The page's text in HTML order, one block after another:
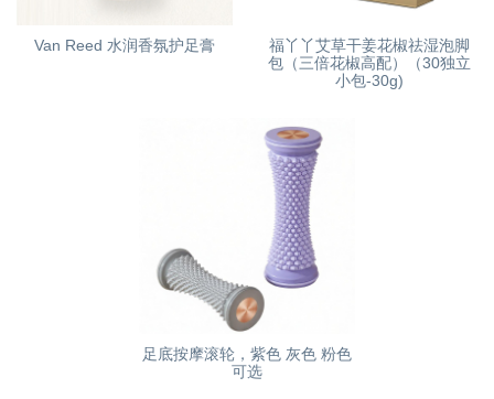
Van Reed 水润香氛护足膏
福丫丫艾草干姜花椒祛湿泡脚
包（三倍花椒高配）（30独立
小包-30g)
足底按摩滚轮，紫色 灰色 粉色
可选